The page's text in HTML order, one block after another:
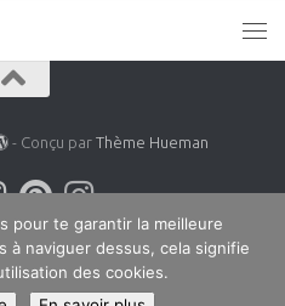
- Conçu par Thème Hueman
pour te garantir la meilleure
à naviguer dessus, cela signifie
des cookies.